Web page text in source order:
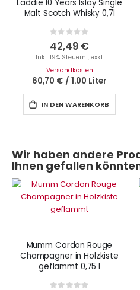
Laddie 10 Years Islay Single
Malt Scotch Whisky 0,7l
Rating:
0%
42,49 €
Inkl. 19% Steuern , exkl.
Versandkosten
60,70 € / 1.00 Liter
IN DEN WARENKORB
Wir haben andere
Ihnen gefallen
Mumm Cordon Rouge
Champagner in Holzkiste
geflammt 0,75 l
Rating: